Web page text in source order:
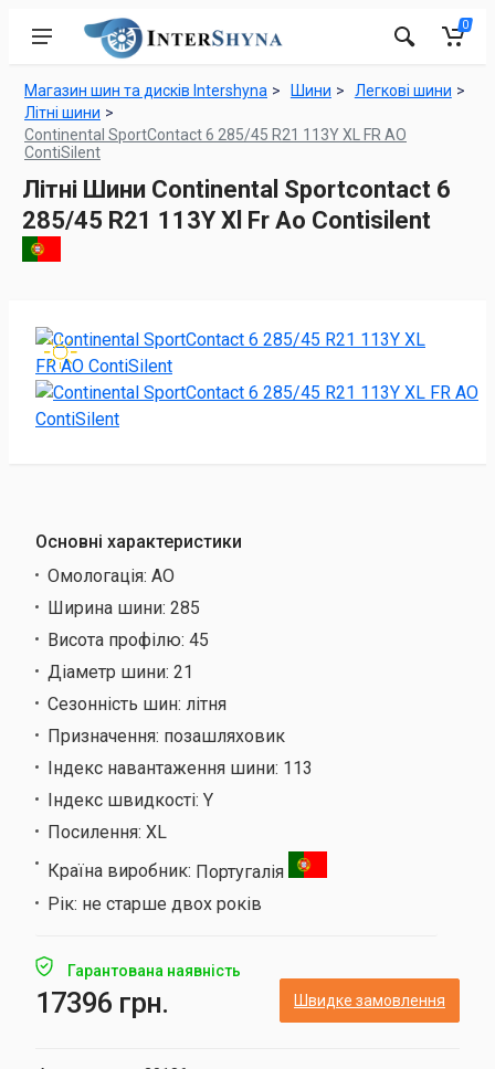
0
Магазин шин та дисків Intershyna Шини
Легкові шини
Літні шини
Continental SportContact 6 285/45 R21 113Y XL FR AO
ContiSilent
Літні Шини Continental Sportcontact 6
285/45 R21 113Y Xl Fr Ao Contisilent
Основні характеристики
Омологація: AO
Ширина шини: 285
Висота профілю: 45
Діаметр шини: 21
Сезонність шин: літня
Призначення: позашляховик
Індекс навантаження шини: 113
Індекс швидкості: Y
Посилення: XL
Країна виробник: Португалія
Рік: не старше двох років
Гарантована наявність
17396 грн. Швидке замовлення